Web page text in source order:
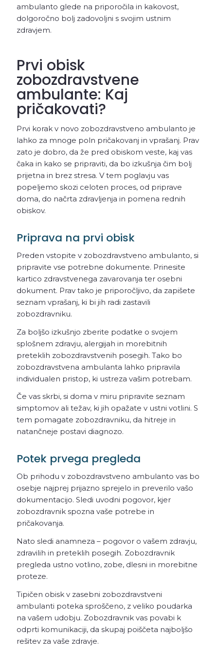
ambulanto glede na priporočila in kakovost,
dolgoročno bolj zadovoljni s svojim ustnim
zdravjem.
Prvi obisk
zobozdravstvene
ambulante: Kaj
pričakovati?
Prvi korak v novo zobozdravstveno ambulanto je
lahko za mnoge poln pričakovanj in vprašanj. Prav
zato je dobro, da že pred obiskom veste, kaj vas
čaka in kako se pripraviti, da bo izkušnja čim bolj
prijetna in brez stresa. V tem poglavju vas
popeljemo skozi celoten proces, od priprave
doma, do načrta zdravljenja in pomena rednih
obiskov.
Priprava na prvi obisk
Preden vstopite v zobozdravstveno ambulanto, si
pripravite vse potrebne dokumente. Prinesite
kartico zdravstvenega zavarovanja ter osebni
dokument. Prav tako je priporočljivo, da zapišete
seznam vprašanj, ki bi jih radi zastavili
zobozdravniku.
Za boljšo izkušnjo zberite podatke o svojem
splošnem zdravju, alergijah in morebitnih
preteklih zobozdravstvenih posegih. Tako bo
zobozdravstvena ambulanta lahko pripravila
individualen pristop, ki ustreza vašim potrebam.
Če vas skrbi, si doma v miru pripravite seznam
simptomov ali težav, ki jih opažate v ustni votlini. S
tem pomagate zobozdravniku, da hitreje in
natančneje postavi diagnozo.
Potek prvega pregleda
Ob prihodu v zobozdravstveno ambulanto vas bo
osebje najprej prijazno sprejelo in preverilo vašo
dokumentacijo. Sledi uvodni pogovor, kjer
zobozdravnik spozna vaše potrebe in
pričakovanja.
Nato sledi anamneza – pogovor o vašem zdravju,
zdravilih in preteklih posegih. Zobozdravnik
pregleda ustno votlino, zobe, dlesni in morebitne
proteze.
Tipičen obisk v zasebni zobozdravstveni
ambulanti poteka sproščeno, z veliko poudarka
na vašem udobju. Zobozdravnik vas povabi k
odprti komunikaciji, da skupaj poiščeta najboljšo
rešitev za vaše zdravje.